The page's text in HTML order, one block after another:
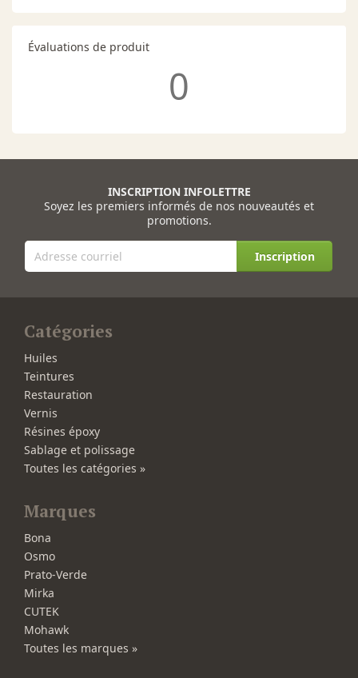
Évaluations de produit
0
INSCRIPTION INFOLETTRE
Soyez les premiers informés de nos nouveautés et
promotions.
Inscription
Catégories
Huiles
Teintures
Restauration
Vernis
Résines époxy
Sablage et polissage
Toutes les catégories »
Marques
Bona
Osmo
Prato-Verde
Mirka
CUTEK
Mohawk
Toutes les marques »